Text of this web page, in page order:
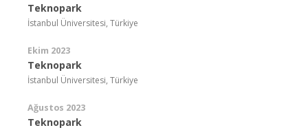
Teknopark
İstanbul Üniversitesi, Türkiye
Ekim 2023
Teknopark
İstanbul Üniversitesi, Türkiye
Ağustos 2023
Teknopark